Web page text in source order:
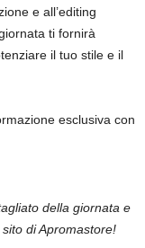
e all’editing
ti fornirà
il tuo stile e il
esclusiva con
della giornata e
di Apromastore!